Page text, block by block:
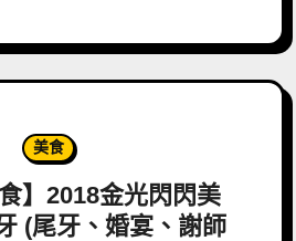
美食
】2018金光閃閃美
(尾牙、婚宴、謝師